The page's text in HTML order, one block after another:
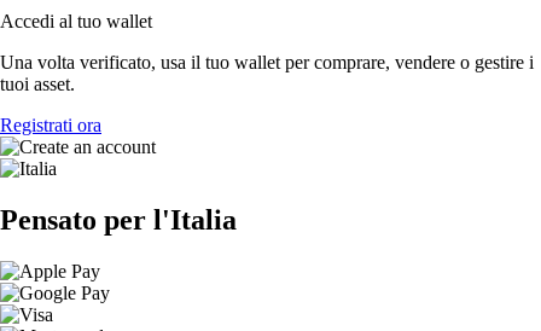
Accedi al tuo wallet
Una volta verificato, usa il tuo wallet per comprare, vendere o gestire i
tuoi asset.
Registrati ora
Pensato per l'Italia